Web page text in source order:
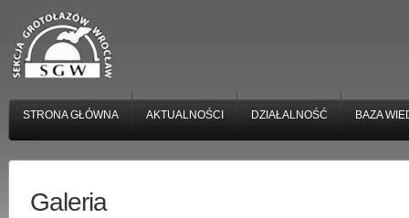
STRONA GŁÓWNA AKTUALNOŚCI DZIAŁALNOŚĆ BAZA
Galeria